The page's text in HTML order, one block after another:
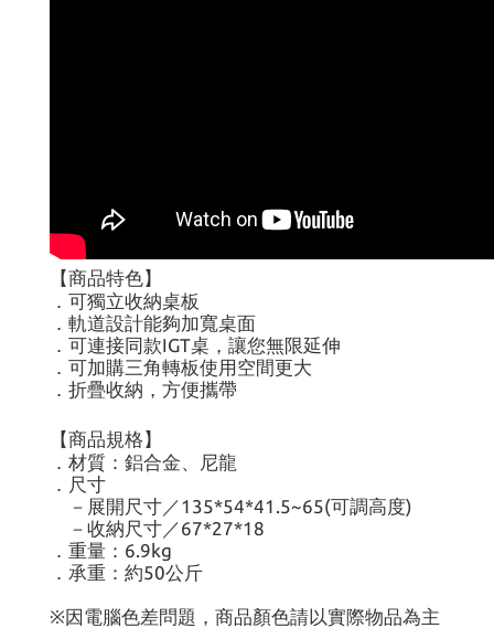
【商品特色】
．可獨立收納桌板
．軌道設計能夠加寬桌面
．可連接同款IGT桌，讓您無限延伸
．可加購三角轉板使用空間更大
．折疊收納，方便攜帶
【商品規格】
．材質：鋁合金、尼龍
．尺寸
－展開尺寸／135*54*41.5~65(可調高度)
－收納尺寸／67*27*18
．重量：6.9kg
．承重：約50公斤
※因電腦色差問題，商品顏色請以實際物品為主